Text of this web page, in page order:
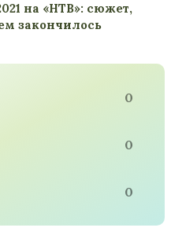
на «НТВ»: сюжет,
закончилось
0
0
0